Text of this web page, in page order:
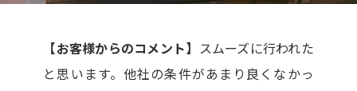
【お客様からのコメント】
スムーズに行われた
と思います。他社の条件があまり良くなかっ